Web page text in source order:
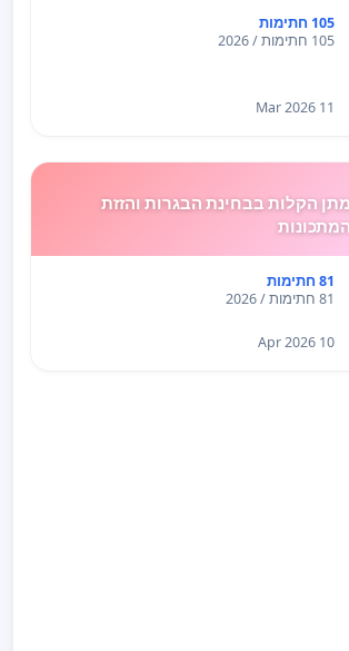
105 חתימות
105 חתימות / 2026
11 Mar 2026
מתן הקלות בבחינת הבגרות והזזת
המתכונות
81 חתימות
81 חתימות / 2026
10 Apr 2026